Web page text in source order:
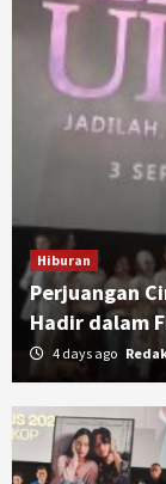
Hiburan
Perjuangan
Hadir dalam
4 days ago